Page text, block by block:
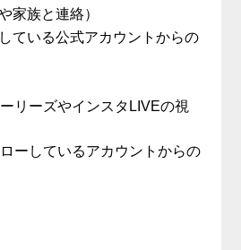
家族と連絡）
ている公式アカウントからの
リーズやインスタLIVEの視
ーしているアカウントからの